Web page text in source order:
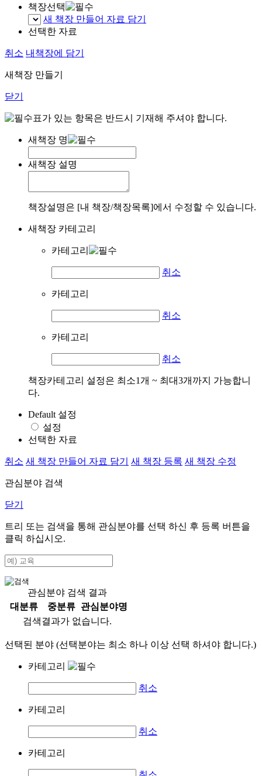
책장선택
새 책장 만들어 자료 담기
선택한 자료
취소 내책장에 담기
새책장 만들기
닫기
표가 있는 항목은 반드시 기재해 주셔야 합니다.
새책장 명
새책장 설명
책장설명은 [내 책장/책장목록]에서 수정할 수 있습니다.
새책장 카테고리
카테고리
취소
카테고리
취소
카테고리
취소
책장카테고리 설정은 최소1개 ~ 최대3개까지 가능합니
다.
Default 설정
설정
선택한 자료
취소 새 책장 만들어 자료 담기 새 책장 등록 새 책장 수정
관심분야 검색
닫기
트리 또는 검색을 통해 관심분야를 선택 하신 후 등록 버튼을
클릭 하십시오.
관심분야 검색 결과
대분류
중분류
관심분야명
검색결과가 없습니다.
선택된 분야 (선택분야는 최소 하나 이상 선택 하셔야 합니다.)
카테고리
취소
카테고리
취소
카테고리